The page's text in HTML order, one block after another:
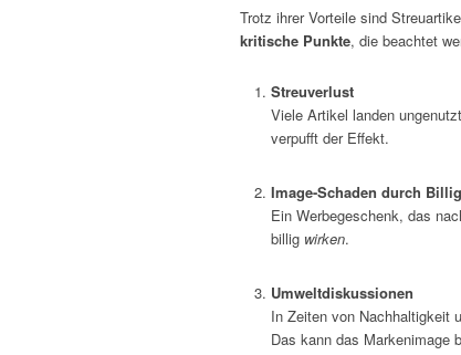
Trotz ihrer Vorteile sind
kritische Punkte, die beachtet
Streuverlust
Viele Artikel landen
verpufft der Effekt.
Image-Schaden durch
Ein Werbegeschenk, das
billig wirken.
Umweltdiskussionen
In Zeiten von Nachhaltigkeit
Das kann das Markenimage